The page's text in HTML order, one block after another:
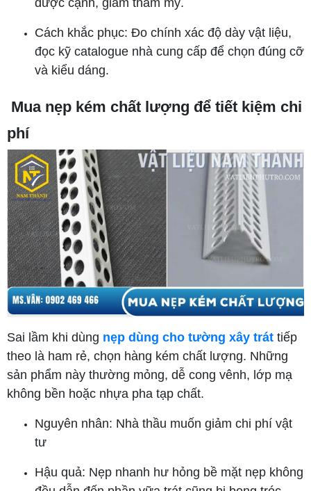
Cách khắc phục: Đo chính xác độ dày vật liệu,
đọc kỹ catalogue nhà cung cấp để chọn đúng cỡ
và kiểu dáng.
Mua nẹp kém chất lượng để tiết kiệm chi
phí
Sai lầm khi dùng nẹp dùng cho tường xây trát tiếp
theo là ham rẻ, chọn hàng kém chất lượng. Những
sản phẩm này thường mỏng, dễ cong vênh, lớp mạ
không bền hoặc nhựa pha tạp chất.
Nguyên nhân: Nhà thầu muốn giảm chi phí vật
tư
Hậu quả: Nẹp nhanh hư hỏng bề mặt nẹp không